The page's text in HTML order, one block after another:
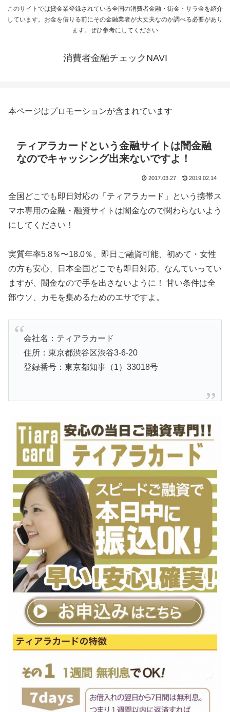
このサイトでは貸金業登録されている全国の消費者金融・街金・サラ金を紹介
しています。お金を借りる前にその金融業者が大丈夫なのか調べる必要があり
ます。ぜひ参考にしてください
消費者金融チェックNAVI
本ページはプロモーションが含まれています
ティアラカードという金融サイトは闇金融
なのでキャッシング出来ないですよ！
2017.03.27 2019.02.14
全国どこでも即日対応の「ティアラカード」という携帯ス
マホ専用の金融・融資サイトは闇金なので関わらないよう
にしてください！
実質年率5.8％〜18.0％、即日ご融資可能、初めて・女性
の方も安心、日本全国どこでも即日対応、なんていってい
ますが、闇金なので手を出さないように！ 甘い条件は全
部ウソ、カモを集めるためのエサですよ。
会社名：ティアラカード
住所：東京都渋谷区渋谷3-6-20
登録番号：東京都知事（1）33018号